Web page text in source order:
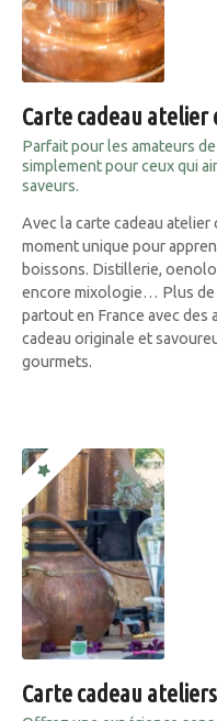
Carte cadeau atelier
Parfait pour les amateurs
simplement pour ceux qui
saveurs.
Avec la carte cadeau
moment unique pour
boissons. Distillerie,
encore mixologie… Plus de
partout en France avec des
cadeau originale et
gourmets.
Carte cadeau